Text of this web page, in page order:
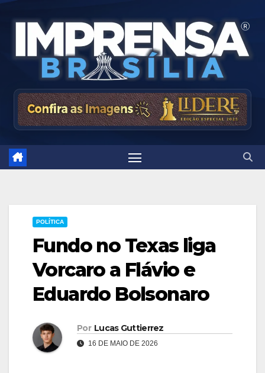
POLÍTICA
Fundo no Texas liga
Vorcaro a Flávio e
Eduardo Bolsonaro
Por Lucas Guttierrez
16 DE MAIO DE 2026